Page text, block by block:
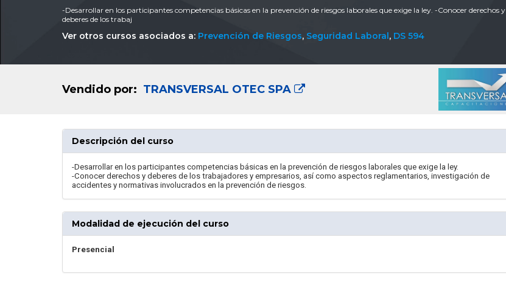
-Desarrollar en los participantes competencias básicas en la prevención de riesgos laborales que exige la ley. -Conocer derechos y
deberes de los trabaj
Ver otros cursos asociados a: Prevención de Riesgos, Seguridad Laboral, DS 594
Vendido por: TRANSVERSAL OTEC SPA
Descripción del curso
-Desarrollar en los participantes competencias básicas en la prevención de riesgos laborales que exige la ley.
-Conocer derechos y deberes de los trabajadores y empresarios, así como aspectos reglamentarios, investigación de
accidentes y normativas involucrados en la prevención de riesgos.
Modalidad de ejecución del curso
Presencial